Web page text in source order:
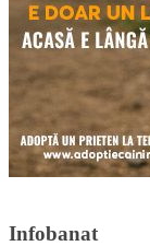
Infobanat